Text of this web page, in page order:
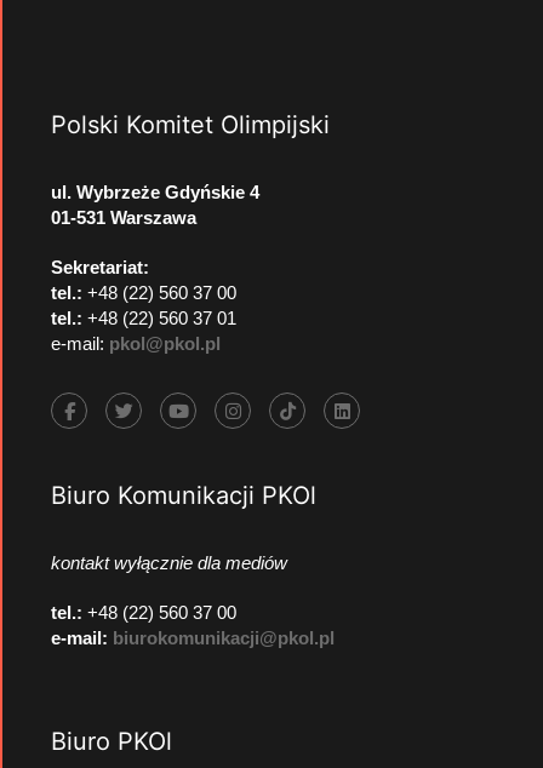
Polski Komitet Olimpijski
ul. Wybrzeże Gdyńskie 4
01-531 Warszawa
Sekretariat:
tel.: +48 (22) 560 37 00
tel.: +48 (22) 560 37 01
e-mail: pkol@pkol.pl
Biuro Komunikacji PKOl
kontakt wyłącznie dla mediów
tel.: +48 (22) 560 37 00
e-mail: biurokomunikacji@pkol.pl
Biuro PKOl